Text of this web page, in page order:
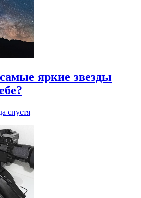
яркие звезды
спустя